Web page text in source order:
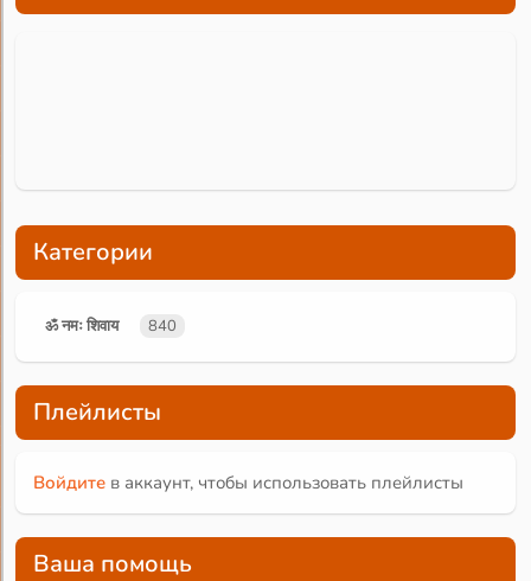
Категории
ॐ नमः शिवाय 840
Плейлисты
Войдите в аккаунт, чтобы использовать плейлисты
Ваша помощь